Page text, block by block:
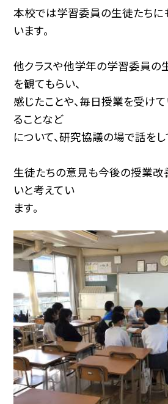
本校では学習委員の生徒たちに
います。
他クラスや他学年の学習委員の
を観てもらい、
感じたことや、毎日授業を受け
ることなど
について、研究協議の場で話をし
生徒たちの意見も今後の授業改
いと考えてい
ます。